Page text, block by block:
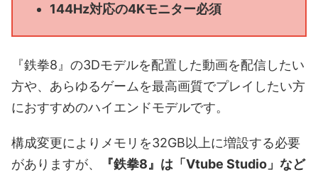
144Hz対応の4Kモニター必須
『鉄拳8』の3Dモデルを配置した動画を配信したい
方や、あらゆるゲームを最高画質でプレイしたい方
におすすめのハイエンドモデルです。
構成変更によりメモリを32GB以上に増設する必要
がありますが、
『鉄拳8』は「Vtube Studio」など